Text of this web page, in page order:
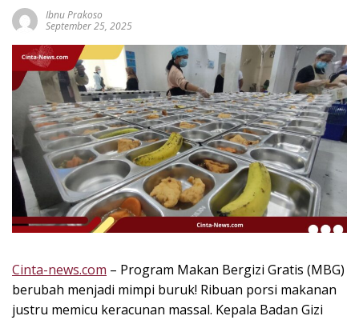
a
a
r
T
e
r
k
,
P
n
u
Ibnu Prakoso
September 25, 2025
Cinta-news.com – Program Makan Bergizi Gratis (MBG)
berubah menjadi mimpi buruk! Ribuan porsi makanan
justru memicu keracunan massal. Kepala Badan Gizi